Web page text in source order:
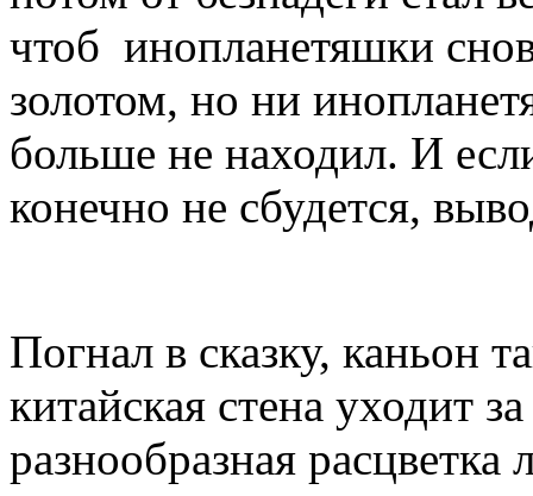
чтоб инопланетяшки
золотом, но ни
больше не находил. И
конечно не сбудется,
Погнал в сказку, каньон
китайская стена уходит
разнообразная расцветка